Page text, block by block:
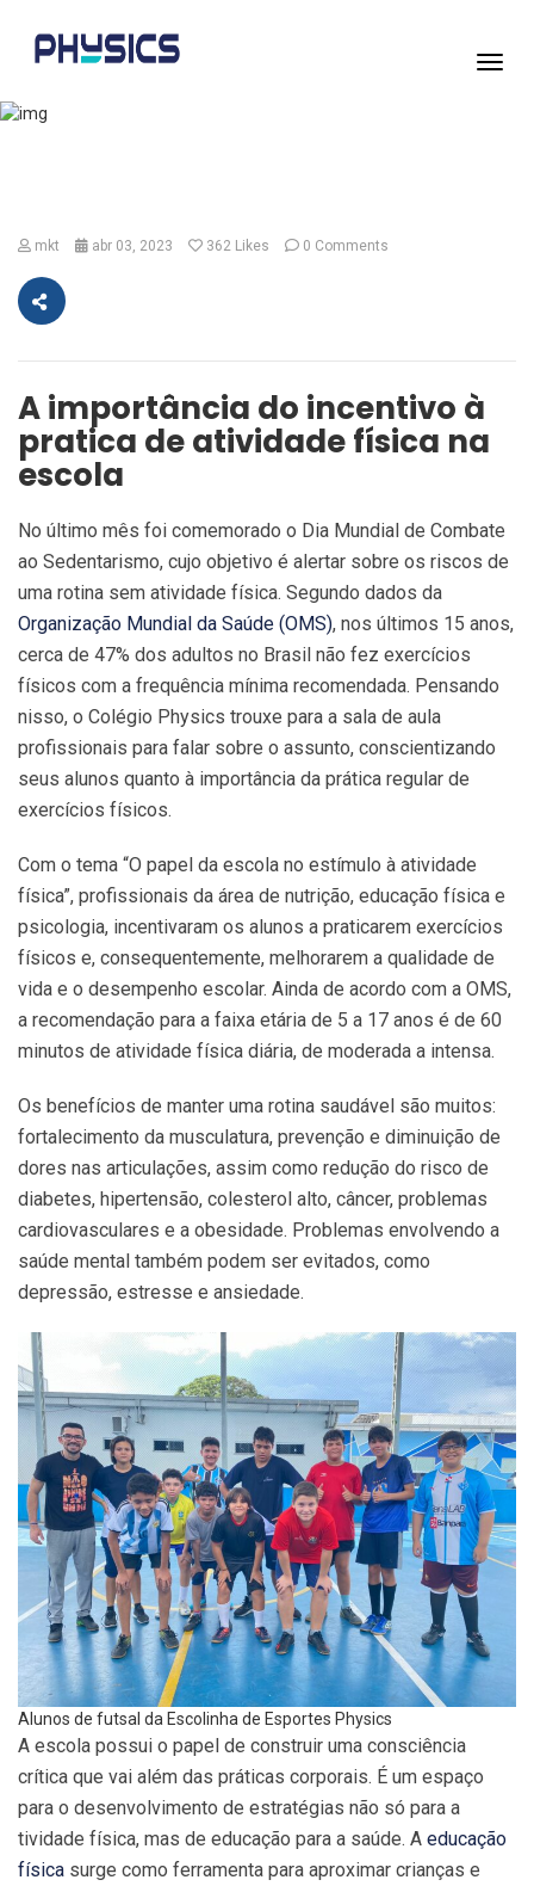
mkt abr 03, 2023 362 Likes 0 Comments
A importância do incentivo à
pratica de atividade física na
escola
No último mês foi comemorado o Dia Mundial de Combate
ao Sedentarismo, cujo objetivo é alertar sobre os riscos de
uma rotina sem atividade física. Segundo dados da
Organização Mundial da Saúde (OMS), nos últimos 15 anos,
cerca de 47% dos adultos no Brasil não fez exercícios
físicos com a frequência mínima recomendada. Pensando
nisso, o Colégio Physics trouxe para a sala de aula
profissionais para falar sobre o assunto, conscientizando
seus alunos quanto à importância da prática regular de
exercícios físicos.
Com o tema “O papel da escola no estímulo à atividade
física”, profissionais da área de nutrição, educação física e
psicologia, incentivaram os alunos a praticarem exercícios
físicos e, consequentemente, melhorarem a qualidade de
vida e o desempenho escolar. Ainda de acordo com a OMS,
a recomendação para a faixa etária de 5 a 17 anos é de 60
minutos de atividade física diária, de moderada a intensa.
Os benefícios de manter uma rotina saudável são muitos:
fortalecimento da musculatura, prevenção e diminuição de
dores nas articulações, assim como redução do risco de
diabetes, hipertensão, colesterol alto, câncer, problemas
cardiovasculares e a obesidade. Problemas envolvendo a
saúde mental também podem ser evitados, como
depressão, estresse e ansiedade.
Alunos de futsal da Escolinha de Esportes Physics
A escola possui o papel de construir uma consciência
crítica que vai além das práticas corporais. É um espaço
para o desenvolvimento de estratégias não só para a
tividade física, mas de educação para a saúde. A educação
física surge como ferramenta para aproximar crianças e